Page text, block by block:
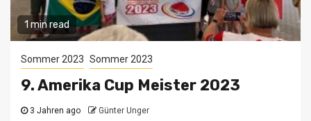
1 min read
Sommer 2023 Sommer 2023
9. Amerika Cup Meister 2023
3 Jahren ago Günter Unger